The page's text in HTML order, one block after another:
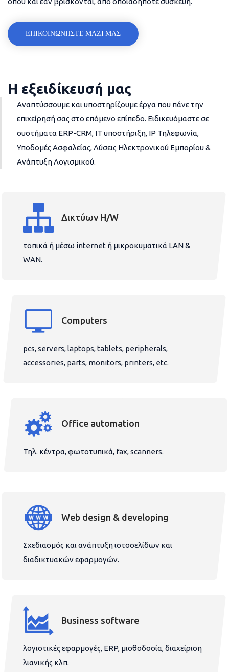
ΕΠΙΚΟΙΝΩΝΗΣΤΕ ΜΑΖΙ ΜΑΣ
Η εξειδίκευσή μας
Αναπτύσσουμε και υποστηρίζουμε έργα που πάνε την
επιχείρησή σας στο επόμενο επίπεδο. Ειδικευόμαστε σε
συστήματα ERP-CRM, IT υποστήριξη, IP Τηλεφωνία,
Υποδομές Ασφαλείας, Λύσεις Ηλεκτρονικού Εμπορίου &
Ανάπτυξη Λογισμικού.
Δικτύων H/W
τοπικά ή μέσω internet ή μικροκυματικά LAN &
WAN.
Computers
pcs, servers, laptops, tablets, peripherals,
accessories, parts, monitors, printers, etc.
Office automation
Τηλ. κέντρα, φωτοτυπικά, fax, scanners.
Web design & developing
Σχεδιασμός και ανάπτυξη ιστοσελίδων και
διαδικτυακών εφαρμογών.
Business software
λογιστικές εφαρμογές, ERP, μισθοδοσία, διαχείριση
λιανικής κλπ.